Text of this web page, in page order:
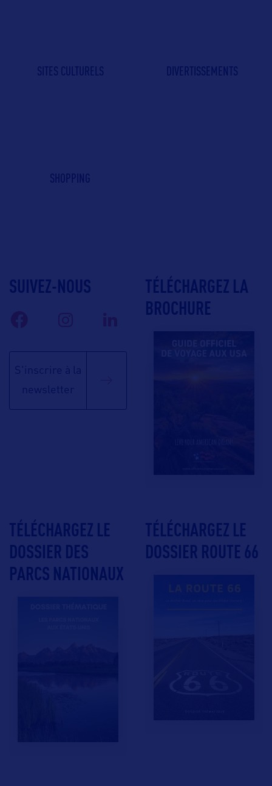
SITES CULTURELS DIVERTISSEMENTS
SHOPPING
SUIVEZ-NOUS
S'inscrire à la
newsletter
TÉLÉCHARGEZ LA
BROCHURE
TÉLÉCHARGEZ LE
DOSSIER DES
PARCS NATIONAUX
TÉLÉCHARGEZ LE
DOSSIER ROUTE 66